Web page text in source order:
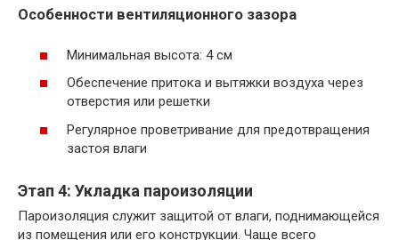
Особенности вентиляционного зазора
Минимальная высота: 4 см
Обеспечение притока и вытяжки воздуха через
отверстия или решетки
Регулярное проветривание для предотвращения
застоя влаги
Этап 4: Укладка пароизоляции
Пароизоляция служит защитой от влаги, поднимающейся
из помещения или его конструкции. Чаще всего